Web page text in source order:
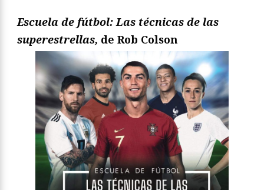
Escuela de fútbol: Las técnicas de las
superestrellas, de Rob Colson